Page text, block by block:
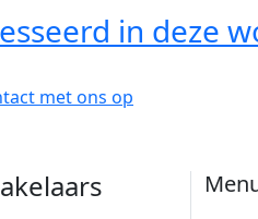
in deze
met ons op